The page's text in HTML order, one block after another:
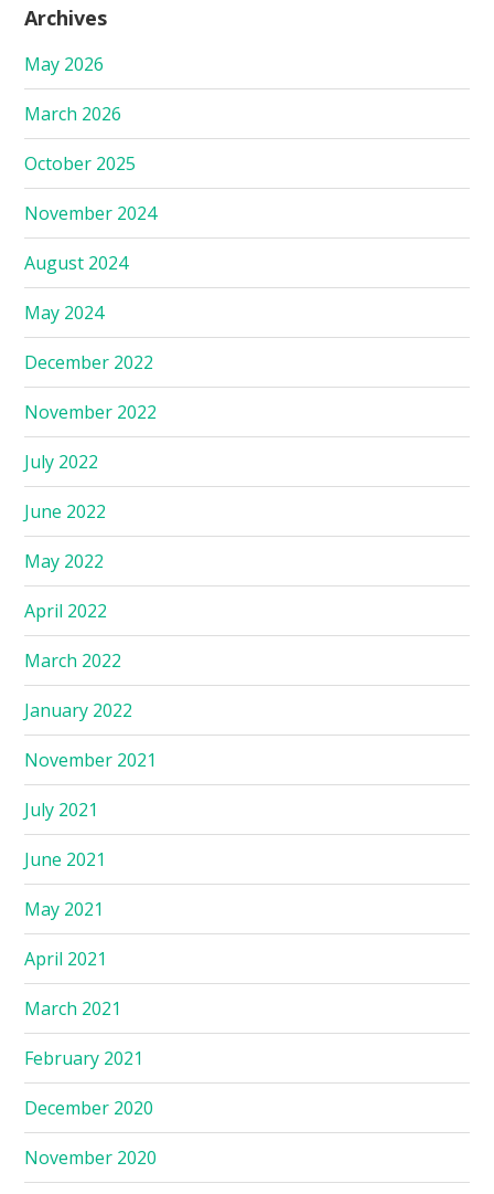
Archives
May 2026
March 2026
October 2025
November 2024
August 2024
May 2024
December 2022
November 2022
July 2022
June 2022
May 2022
April 2022
March 2022
January 2022
November 2021
July 2021
June 2021
May 2021
April 2021
March 2021
February 2021
December 2020
November 2020